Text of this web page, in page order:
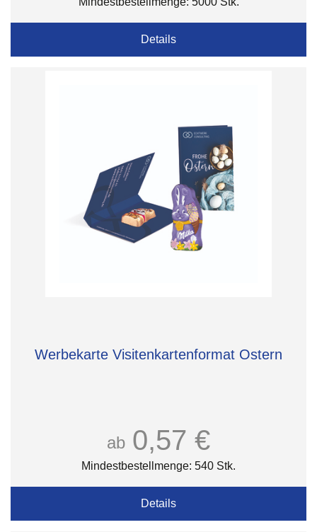
Details
Werbekarte Visitenkartenformat Ostern
ab 0,57 €
Mindestbestellmenge: 540 Stk.
Details